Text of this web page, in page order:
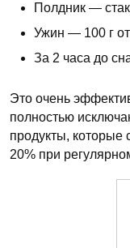
Полдник —
Ужин — 100 г
За 2 часа до
Это очень
полностью
продукты, которые
20% при